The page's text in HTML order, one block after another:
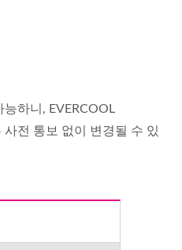
하니, EVERCOOL
전 통보 없이 변경될 수 있